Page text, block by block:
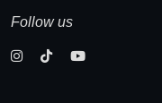
Follow us